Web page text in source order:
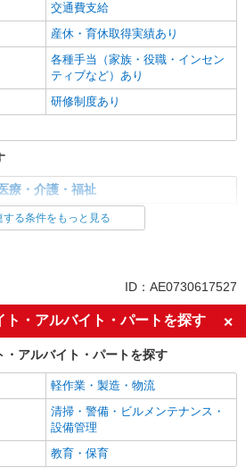
交通費支給
産休・育休取得実績あり
各種手当（家族・役職・インセン
ティブなど）あり
研修制度あり
療・介護・福祉
車通勤OK
社会保険あり
する条件をもっと見る
ID：AE0730617527
ト・アルバイト・パートを探す
アルバイト・パートを探す
軽作業・製造・物流
清掃・警備・ビルメンテナンス・
設備管理
教育・保育